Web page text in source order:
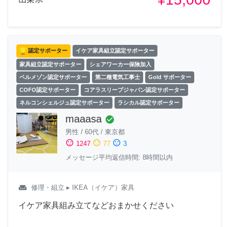
認定サポーター イケア家具組立認定サポーター
家具組立認定サポーター シェアワーカー保険加入
ベルメゾン認定サポーター 第二種電気工事士 Gold サポーター
COFO認定サポーター コアラスリープジャパン認定サポーター
ネルコンシェルジュ認定サポーター ラシカル認定サポーター
maaasa check_circle
男性 / 60代 / 東京都
sentiment_satisfied 1247 sentiment_neutral 77 sentiment_dissatisfied 3
メッセージ平均返信時間: 8時間以内
weekend 修理・組立 ▸ IKEA（イケア）家具
イケア家具組み立てなどおまかせください